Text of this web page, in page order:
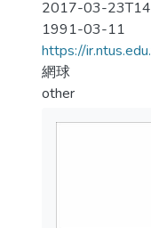
2017-03-
1991-03-11
https://
網球
other